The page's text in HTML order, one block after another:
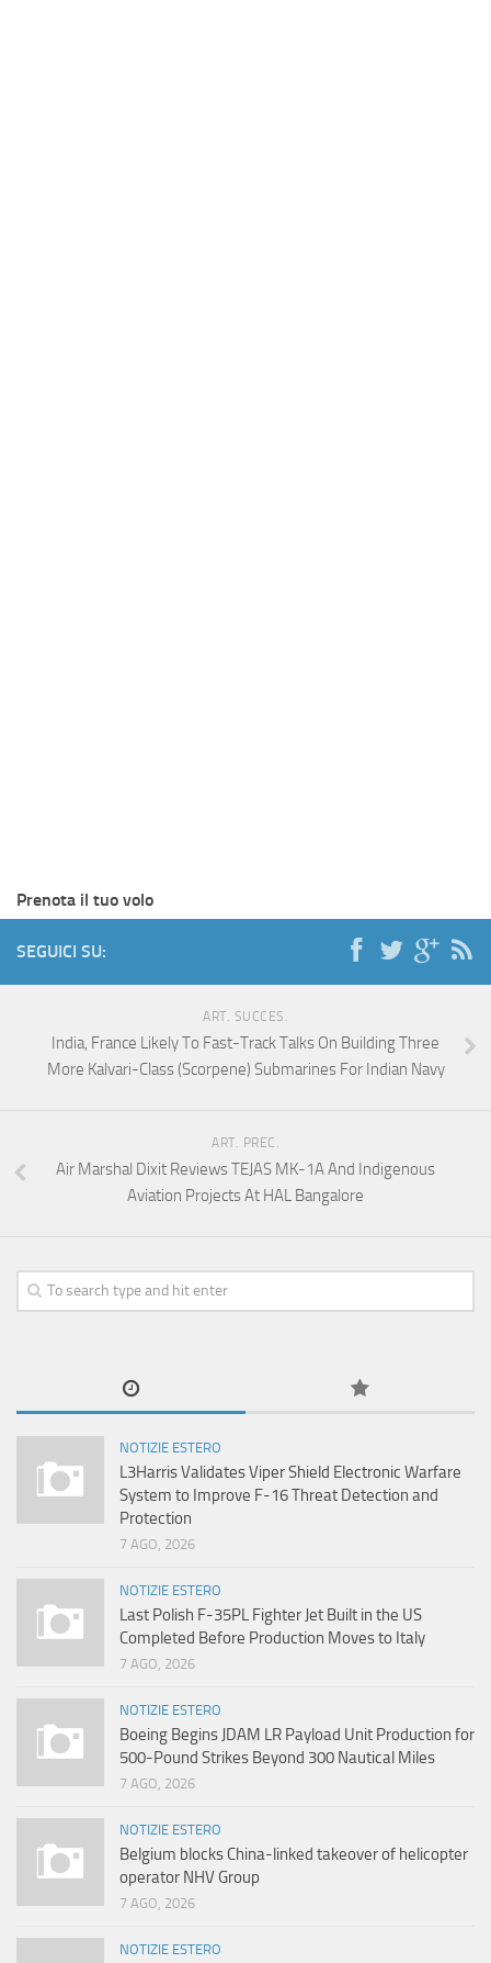
Prenota il tuo volo
SEGUICI SU:
ART. SUCCES.
India, France Likely To Fast-Track Talks On Building Three
More Kalvari-Class (Scorpene) Submarines For Indian Navy
ART. PREC.
Air Marshal Dixit Reviews TEJAS MK-1A And Indigenous
Aviation Projects At HAL Bangalore
NOTIZIE ESTERO
L3Harris Validates Viper Shield Electronic Warfare
System to Improve F-16 Threat Detection and
Protection
7 AGO, 2026
NOTIZIE ESTERO
Last Polish F-35PL Fighter Jet Built in the US
Completed Before Production Moves to Italy
7 AGO, 2026
NOTIZIE ESTERO
Boeing Begins JDAM LR Payload Unit Production for
500-Pound Strikes Beyond 300 Nautical Miles
7 AGO, 2026
NOTIZIE ESTERO
Belgium blocks China-linked takeover of helicopter
operator NHV Group
7 AGO, 2026
NOTIZIE ESTERO